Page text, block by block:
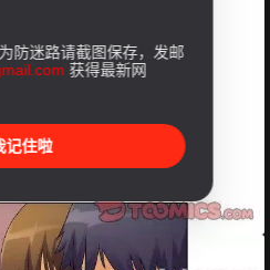
防迷路请截图保存，发邮
获得最新网
记住啦